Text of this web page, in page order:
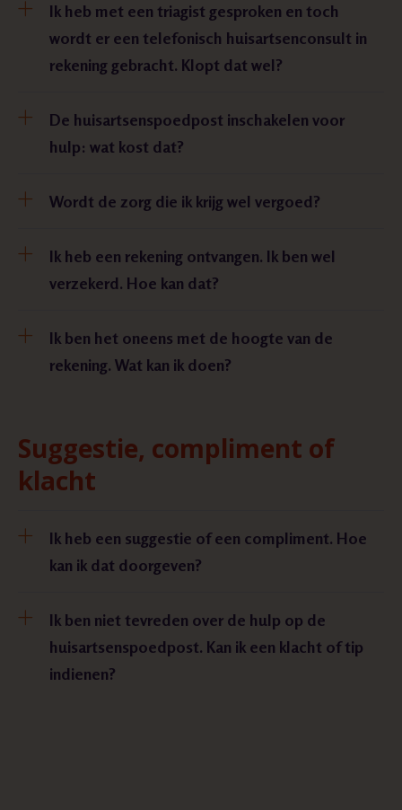
Ik heb met een triagist gesproken en toch
wordt er een telefonisch huisartsenconsult in
rekening gebracht. Klopt dat wel?
De huisartsenspoedpost inschakelen voor
hulp: wat kost dat?
Wordt de zorg die ik krijg wel vergoed?
Ik heb een rekening ontvangen. Ik ben wel
verzekerd. Hoe kan dat?
Ik ben het oneens met de hoogte van de
rekening. Wat kan ik doen?
Suggestie, compliment of
klacht
Ik heb een suggestie of een compliment. Hoe
kan ik dat doorgeven?
Ik ben niet tevreden over de hulp op de
huisartsenspoedpost. Kan ik een klacht of tip
indienen?